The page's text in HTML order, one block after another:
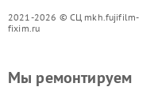
2021-2026 © СЦ mkh.fujifilm-
fixim.ru
Мы ремонтируем